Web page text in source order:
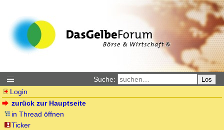
Suche: Los
Login
zurück zur Hauptseite
in Thread öffnen
Ticker